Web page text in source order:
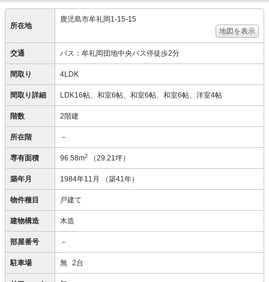
所在地
鹿児島市牟礼岡1‐15‐15
地図を表示
交通 バス：牟礼岡団地中央バス停徒歩2分
間取り 4LDK
間取り詳細 LDK16帖、和室6帖、和室6帖、和室6帖、洋室4帖
階数 2階建
所在階 －
専有面積 96.58m2 （29.21坪）
築年月 1984年11月 （築41年）
物件種目 戸建て
建物構造 木造
部屋番号 －
駐車場 無 2台